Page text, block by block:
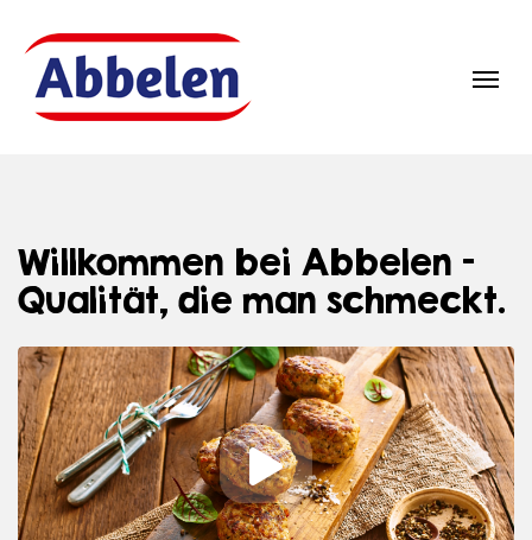
Willkommen bei Abbelen –
Qualität, die man schmeckt.
Abspielen